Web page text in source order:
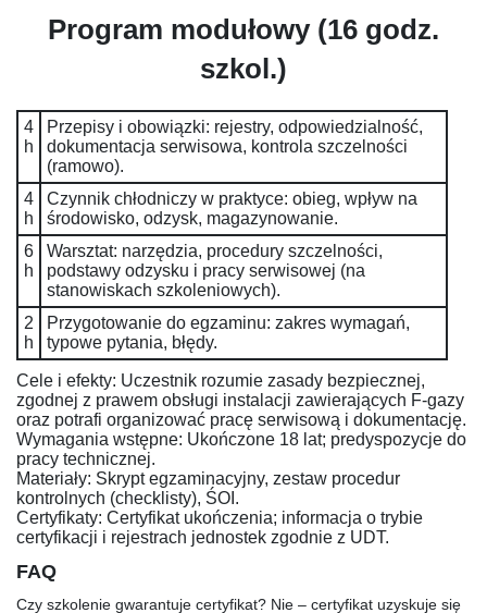
Program modułowy (16 godz.
szkol.)
4
h
Przepisy i obowiązki: rejestry, odpowiedzialność,
dokumentacja serwisowa, kontrola szczelności
(ramowo).
4
h
Czynnik chłodniczy w praktyce: obieg, wpływ na
środowisko, odzysk, magazynowanie.
6
h
Warsztat: narzędzia, procedury szczelności,
podstawy odzysku i pracy serwisowej (na
stanowiskach szkoleniowych).
2
h
Przygotowanie do egzaminu: zakres wymagań,
typowe pytania, błędy.
Cele i efekty: Uczestnik rozumie zasady bezpiecznej,
zgodnej z prawem obsługi instalacji zawierających F-gazy
oraz potrafi organizować pracę serwisową i dokumentację.
Wymagania wstępne: Ukończone 18 lat; predyspozycje do
pracy technicznej.
Materiały: Skrypt egzaminacyjny, zestaw procedur
kontrolnych (checklisty), ŚOI.
Certyfikaty: Certyfikat ukończenia; informacja o trybie
certyfikacji i rejestrach jednostek zgodnie z UDT.
FAQ
Czy szkolenie gwarantuje certyfikat? Nie – certyfikat uzyskuje się